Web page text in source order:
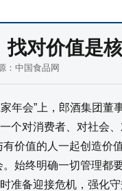
找对价值是
中国食品网
年会”上，郎酒集团董
个对消费者、对社会
价值的人一起创造价
始终明确一切管理都
准备迎接危机，强化